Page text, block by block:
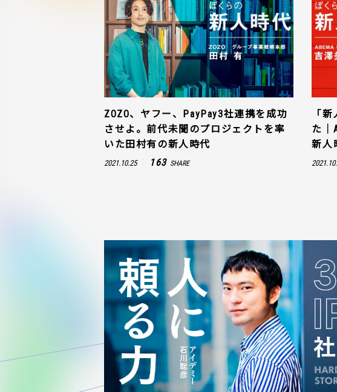
ZOZO、ヤフー、PayPay3社連携を成功
させよ。前代未聞のプロジェクトを率
いた田村有の新人時代
2021.10.25 163 SHARE
「
た｜
新人